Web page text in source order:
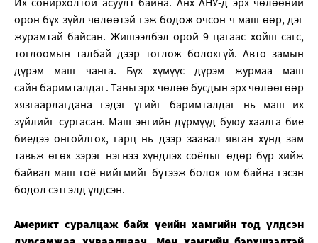
орон бүх зүйл чөлөөтэй гэж бодож очсон ч маш өөр, дэг
журамтай байсан. Жишээлбэл орой 9 цагаас хойш сагс,
тоглоомын талбай дээр тоглож болохгүй. Авто замын
дүрэм маш чанга. Бүх хүмүүс дүрэм журмаа маш
сайн баримталдаг. Таны эрх чөлөө бусдын эрх чөлөөгөөр
хязгаарлагдана гэдэг үгийг баримталдаг нь маш их
зүйлийг сургасан. Маш энгийн дүрмүүд буюу хаалга бие
биедээ онгойлгох, гарц нь дээр заавал явган хүнд зам
тавьж өгөх зэрэг нэгнээ хүндлэх соёлыг өдөр бүр хийж
байвал маш гоё нийгмийг бүтээж болох юм байна гэсэн
бодол сэтгэлд үлдсэн.
Америкт суралцаж байх үеийн хамгийн тод үлдсэн